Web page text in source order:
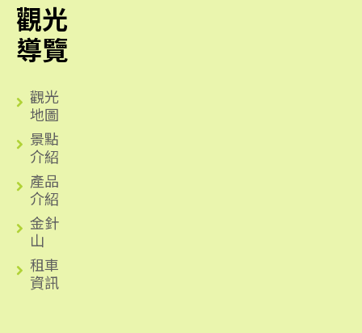
觀光
導覽
觀光
地圖
景點
介紹
產品
介紹
金針
山
租車
資訊